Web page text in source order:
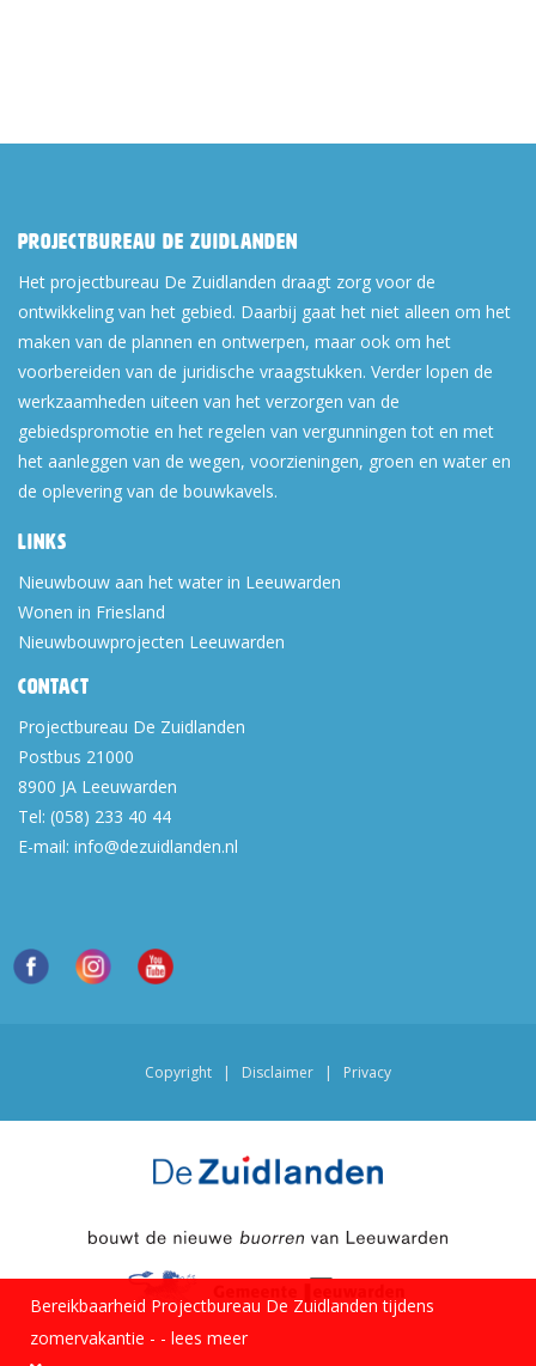
Projectbureau De Zuidlanden
Het projectbureau De Zuidlanden draagt zorg voor de
ontwikkeling van het gebied. Daarbij gaat het niet alleen om het
maken van de plannen en ontwerpen, maar ook om het
voorbereiden van de juridische vraagstukken. Verder lopen de
werkzaamheden uiteen van het verzorgen van de
gebiedspromotie en het regelen van vergunningen tot en met
het aanleggen van de wegen, voorzieningen, groen en water en
de oplevering van de bouwkavels.
Links
Nieuwbouw aan het water in Leeuwarden
Wonen in Friesland
Nieuwbouwprojecten Leeuwarden
Contact
Projectbureau De Zuidlanden
Postbus 21000
8900 JA Leeuwarden
Tel: (058) 233 40 44
E-mail: info@dezuidlanden.nl
Copyright | Disclaimer | Privacy
Bereikbaarheid Projectbureau De Zuidlanden tijdens
zomervakantie - - lees meer